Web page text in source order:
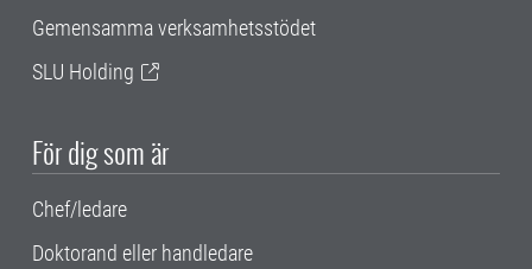
Gemensamma verksamhetsstödet
SLU Holding
För dig som är
Chef/ledare
Doktorand eller handledare